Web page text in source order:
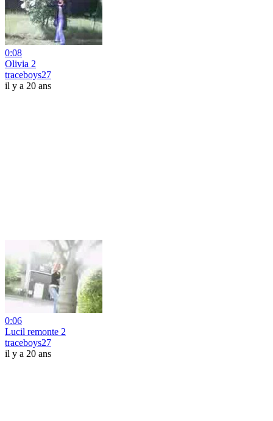
0:08
Olivia 2
traceboys27
il y a 20 ans
0:06
Lucil remonte 2
traceboys27
il y a 20 ans